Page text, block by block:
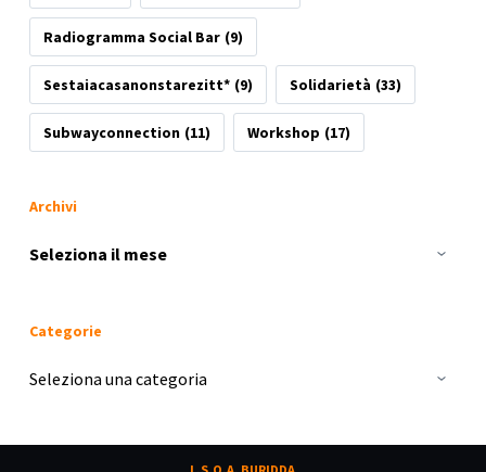
Radiogramma Social Bar (9)
Sestaiacasanonstarezitt* (9) Solidarietà (33)
Subwayconnection (11) Workshop (17)
Archivi
Archivi
Categorie
Categorie